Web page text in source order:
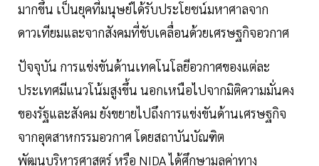
มากขึ้น เป็นยุคที่มนุษย์ได้รับประโยชน์มหาศาลจาก
ดาวเทียมและจากสังคมที่ขับเคลื่อนด้วยเศรษฐกิจอวกาศ
ปัจจุบัน การแข่งขันด้านเทคโนโลยีอวกาศของแต่ละ
ประเทศมีแนวโน้มสูงขึ้น นอกเหนือไปจากมิติความมั่นคง
ของรัฐและสังคม ยังขยายไปถึงการแข่งขันด้านเศรษฐกิจ
จากอุตสาหกรรมอวกาศ โดยสถาบันบัณฑิต
พัฒนบริหารศาสตร์ หรือ NIDA ได้ศึกษามูลค่าทาง